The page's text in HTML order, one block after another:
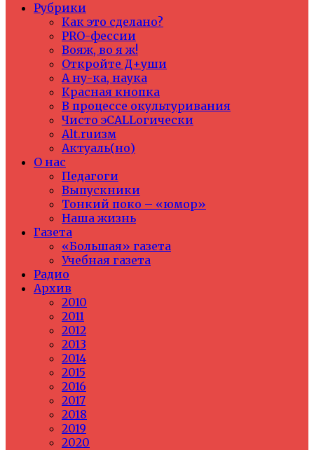
Рубрики
Как это сделано?
PRO-фессии
Вояж, во я ж!
Откройте Д+уши
А ну-ка, наука
Красная кнопка
В процессе окультуривания
Чисто эCALLогически
Alt.ruизм
Актуаль(но)
О нас
Педагоги
Выпускники
Тонкий поко – «юмор»
Наша жизнь
Газета
«Большая» газета
Учебная газета
Радио
Архив
2010
2011
2012
2013
2014
2015
2016
2017
2018
2019
2020